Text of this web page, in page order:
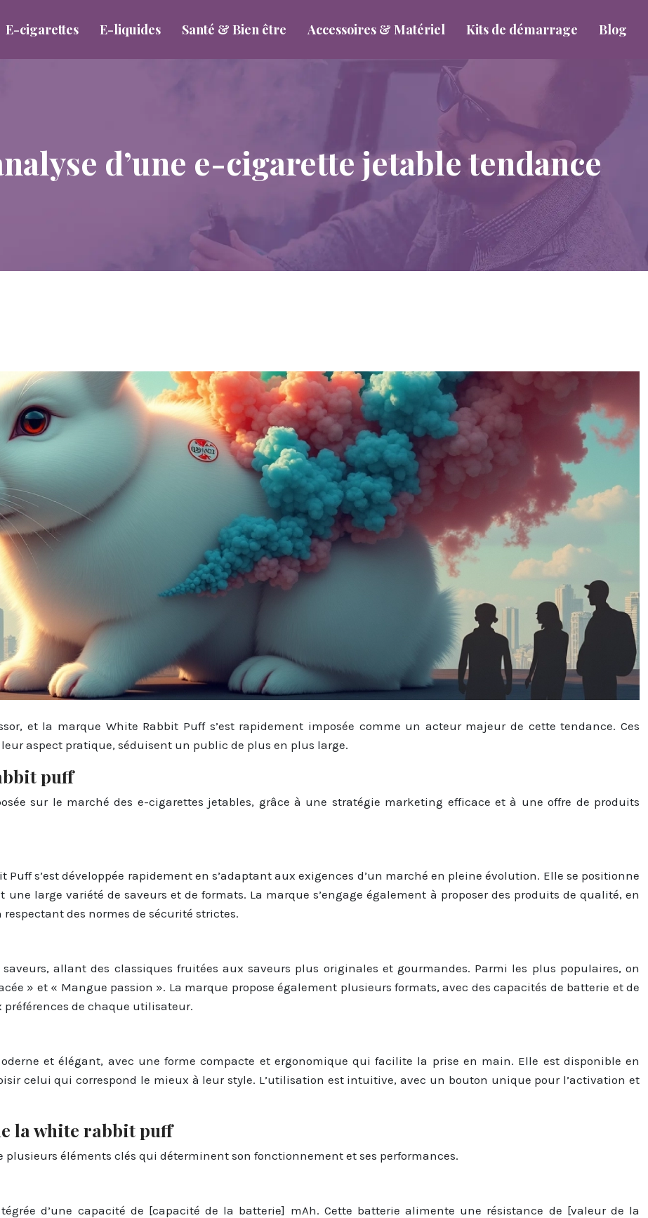
E-cigarettes E-liquides Santé & Bien être Accessoires & Matériel Kits de démarrage Blog
d’une e-cigarette jetable tendance
et la marque White Rabbit Puff s’est rapidement imposée comme un acteur majeur de cette tendance. Ces
aspect pratique, séduisent un public de plus en plus large.
puff
sur le marché des e-cigarettes jetables, grâce à une stratégie marketing efficace et à une offre de produits
s’est développée rapidement en s’adaptant aux exigences d’un marché en pleine évolution. Elle se positionne
large variété de saveurs et de formats. La marque s’engage également à proposer des produits de qualité, en
des normes de sécurité strictes.
allant des classiques fruitées aux saveurs plus originales et gourmandes. Parmi les plus populaires, on
» et « Mangue passion ». La marque propose également plusieurs formats, avec des capacités de batterie et de
préférences de chaque utilisateur.
et élégant, avec une forme compacte et ergonomique qui facilite la prise en main. Elle est disponible en
celui qui correspond le mieux à leur style. L’utilisation est intuitive, avec un bouton unique pour l’activation et
la white rabbit puff
plusieurs éléments clés qui déterminent son fonctionnement et ses performances.
d’une capacité de [capacité de la batterie] mAh. Cette batterie alimente une résistance de [valeur de la